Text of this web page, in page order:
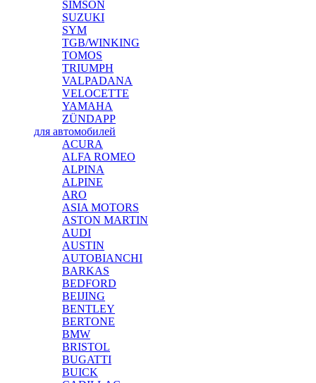
SIMSON
SUZUKI
SYM
TGB/WINKING
TOMOS
TRIUMPH
VALPADANA
VELOCETTE
YAMAHA
ZÜNDAPP
для автомобилей
ACURA
ALFA ROMEO
ALPINA
ALPINE
ARO
ASIA MOTORS
ASTON MARTIN
AUDI
AUSTIN
AUTOBIANCHI
BARKAS
BEDFORD
BEIJING
BENTLEY
BERTONE
BMW
BRISTOL
BUGATTI
BUICK